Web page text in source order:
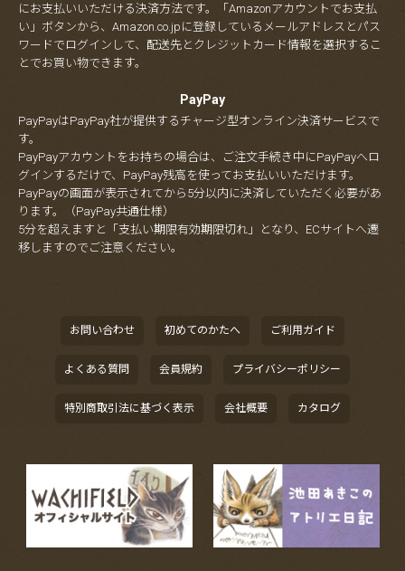
にお支払いいただける決済方法です。「Amazonアカウントでお支払
い」ボタンから、Amazon.co.jpに登録しているメールアドレスとパス
ワードでログインして、配送先とクレジットカード情報を選択するこ
とでお買い物できます。
PayPay
PayPayはPayPay社が提供するチャージ型オンライン決済サービスで
す。
PayPayアカウントをお持ちの場合は、ご注文手続き中にPayPayへロ
グインするだけで、PayPay残高を使ってお支払いいただけます。
PayPayの画面が表示されてから5分以内に決済していただく必要があ
ります。（PayPay共通仕様）
5分を超えますと「支払い期限有効期限切れ」となり、ECサイトへ遷
移しますのでご注意ください。
お問い合わせ 初めてのかたへ ご利用ガイド
よくある質問 会員規約 プライバシーポリシー
特別商取引法に基づく表示 会社概要 カタログ